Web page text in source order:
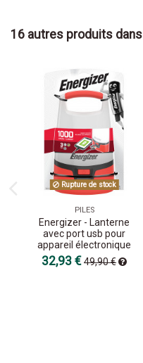
16 autres produits
Rupture de stock
PILES
Energizer - Lanterne
avec port usb pour
appareil électronique
32,93 €49,90 €